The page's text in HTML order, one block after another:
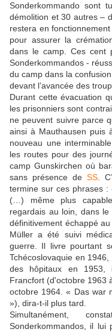
Sonderkommando sont
démolition et 30 autres –
restera en fonctionnement
pour assurer la
dans le camp. Ces cent
Sonderkommandos -
du camp dans la
devant l’avancée des
Durant cette évacuation
les prisonniers sont
ne peuvent suivre parce
ainsi à Mauthausen puis
nouveau une
les routes pour des
camp Gunskirchen où
sans présence de SS .
termine sur ces phrases :
(…) même plus
regardais au loin, dans le
définitivement échappé
Müller a été suivi
guerre. Il livre pourtant
Tchécoslovaquie en
des hôpitaux en 1953,
Francfort (d'octobre 1963
octobre 1964. « Das war
»), dira-t-il plus tard.
Simultanément,
Sonderkommandos, il lui